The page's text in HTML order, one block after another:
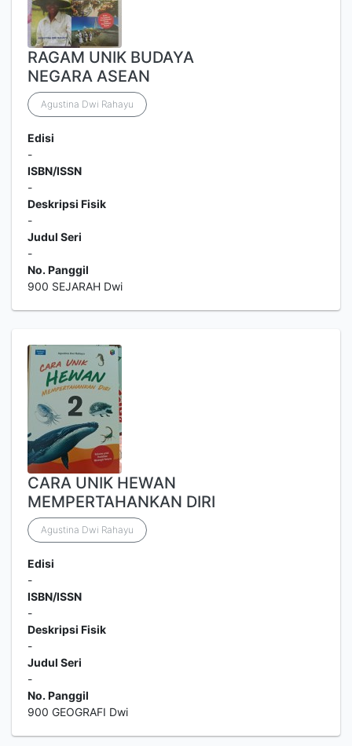
RAGAM UNIK BUDAYA
NEGARA ASEAN
Agustina Dwi Rahayu
Edisi
-
ISBN/ISSN
-
Deskripsi Fisik
-
Judul Seri
-
No. Panggil
900 SEJARAH Dwi
CARA UNIK HEWAN
MEMPERTAHANKAN DIRI
Agustina Dwi Rahayu
Edisi
-
ISBN/ISSN
-
Deskripsi Fisik
-
Judul Seri
-
No. Panggil
900 GEOGRAFI Dwi